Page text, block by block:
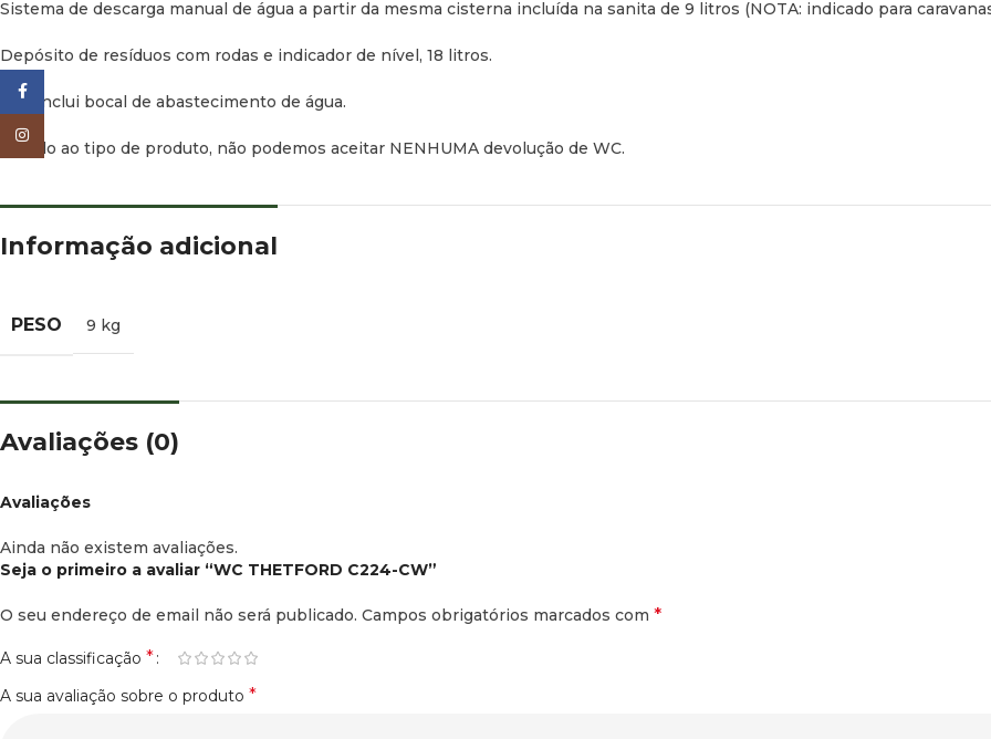
Sistema de descarga manual de água a partir da mesma cisterna incluída na sanita de 9 litros (NOTA: indicado para
Depósito de resíduos com rodas e indicador de nível, 18 litros.
Não inclui bocal de abastecimento de água.
Devido ao tipo de produto, não podemos aceitar NENHUMA devolução de WC.
Informação adicional
PESO 9 kg
Avaliações (0)
Avaliações
Ainda não existem avaliações.
Seja o primeiro a avaliar “WC THETFORD C224-CW”
O seu endereço de email não será publicado. Campos obrigatórios marcados com *
A sua classificação *
A sua avaliação sobre o produto *
Facebook